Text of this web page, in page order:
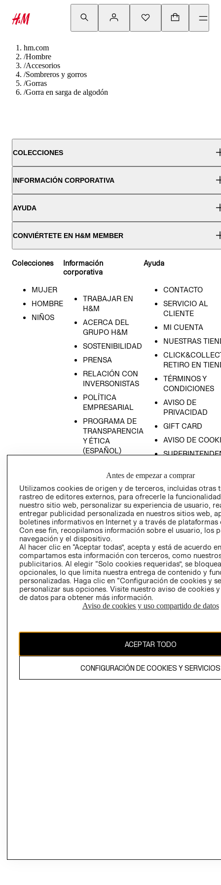
hm.com
/Hombre
/Accesorios
/Sombreros y gorros
/Gorras
/Gorra en sarga de algodón
COLECCIONES
INFORMACIÓN CORPORATIVA
AYUDA
CONVIÉRTETE EN H&M MEMBER
Colecciones
MUJER
HOMBRE
NIÑOS
Información
corporativa
TRABAJAR EN
H&M
ACERCA DEL
GRUPO H&M
SOSTENIBILIDAD
PRENSA
RELACIÓN CON
INVERSONISTAS
POLÍTICA
EMPRESARIAL
PROGRAMA DE
TRANSPARENCIA
Y ÉTICA
(ESPAÑOL)
TRANSPARENCIA
Y ÉTICA (INGLÉS)
Ayuda
CONTACTO
SERVICIO AL
CLIENTE
MI CUENTA
NUESTRAS
RETIRO EN
TÉRMINOS Y
CONDICIONES
AVISO DE
PRIVACIDAD
GIFT CARD
AVISO DE
COMERCIO - SIC
PETICIONES
QUEJAS Y
RECLAMOS
Colombia ($)
CAMBIAR REGIÓN
propiedad de H&M Hennes & Mauritz AB.
Antes de empezar a comprar
Utilizamos cookies de origen y de terceros, incluidas otras
rastreo de editores externos, para ofrecerle la
nuestro sitio web, personalizar su experiencia de usuario,
entregar publicidad personalizada en nuestros sitios web,
boletines informativos en Internet y a través de plataformas
Con ese fin, recopilamos información sobre el usuario, los
navegación y el dispositivo.
Al hacer clic en “Aceptar todas”, acepta y está de acuerdo
compartamos esta información con terceros, como
publicitarios. Al elegir “Solo cookies requeridas”, se
opcionales, lo que limita nuestra entrega de contenido y
personalizadas. Haga clic en “Configuración de cookies y
personalizar sus opciones. Visite nuestro aviso de cookies
de datos para obtener más información.
Aviso de cookies y uso compartido de datos
ACEPTAR TODO
CONFIGURACIÓN DE COOKIES Y SERVICIOS